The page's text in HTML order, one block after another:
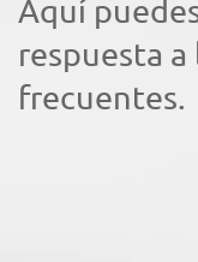
Aquí
respuesta
frecuentes.